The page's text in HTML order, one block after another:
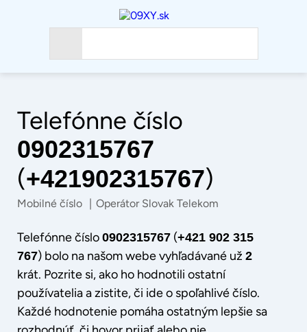
Telefónne číslo
0902315767
(+421902315767)
Mobilné číslo | Operátor Slovak Telekom
Telefónne číslo 0902315767(+421 902 315
767) bolo na našom webe vyhľadávané už 2
krát. Pozrite si, ako ho hodnotili ostatní
používatelia a zistite, či ide o spoľahlivé číslo.
Každé hodnotenie pomáha ostatným lepšie sa